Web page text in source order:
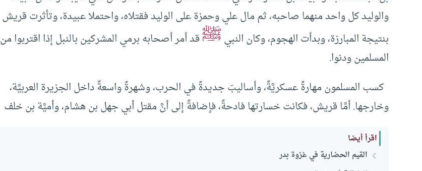
والوليد كل واحد منهما صاحبه، ثم مال علي وحمزة على الوليد فقتلاه، واحتملا عبيدة، وتأثرت قريش
بنتيجة المبارزة، وبدأت الهجوم، وكان النبيﷺقد أمر أصحابه برمي المشركين بالنبل إذا اقتربوا من
المسلمين ودنوا.
كسب المسلمون مهارةً عسكريَّةً، وأساليبَ جديدةً في الحرب، وشهرةً واسعةً داخل الجزيرة العربيَّة،
وخارجها. أمَّا قريش، فكانت خسارتها فادحةً، فإضافةً إلى أنَّ مقتل أبي جهل بن هشام، وأميَّة بن خلف
اقرأ أيضا
القيم الحضارية في غزوة بدر